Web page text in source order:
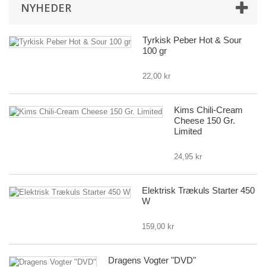
NYHEDER
Tyrkisk Peber Hot & Sour
100 gr
22,00 kr
Kims Chili-Cream
Cheese 150 Gr.
Limited
24,95 kr
Elektrisk Trækuls Starter 450
W
159,00 kr
Dragens Vogter "DVD"